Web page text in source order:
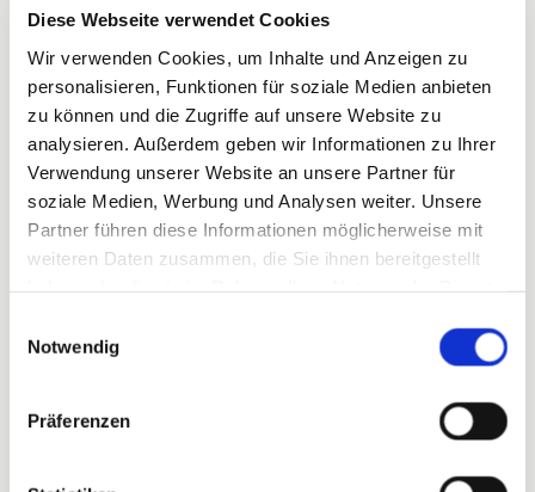
Diese Webseite verwendet Cookies
Wir verwenden Cookies, um Inhalte und Anzeigen zu
personalisieren, Funktionen für soziale Medien anbieten
zu können und die Zugriffe auf unsere Website zu
analysieren. Außerdem geben wir Informationen zu Ihrer
Verwendung unserer Website an unsere Partner für
soziale Medien, Werbung und Analysen weiter. Unsere
Partner führen diese Informationen möglicherweise mit
weiteren Daten zusammen, die Sie ihnen bereitgestellt
Notwendig
Präferenzen
Sonntag